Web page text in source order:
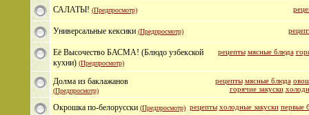
САЛАТЫ! (Предпросмотр)
Универсальные кексики (Предпросмотр)
рецепты мясные блюда
Её Высочество БАСМА! (Блюдо узбекской
кухни) (Предпросмотр)
рецепты мясные блюда
горячие закуски
Долма из баклажанов
(Предпросмотр)
рецепты холодные закуски первые
Окрошка по-белорусски (Предпросмотр)